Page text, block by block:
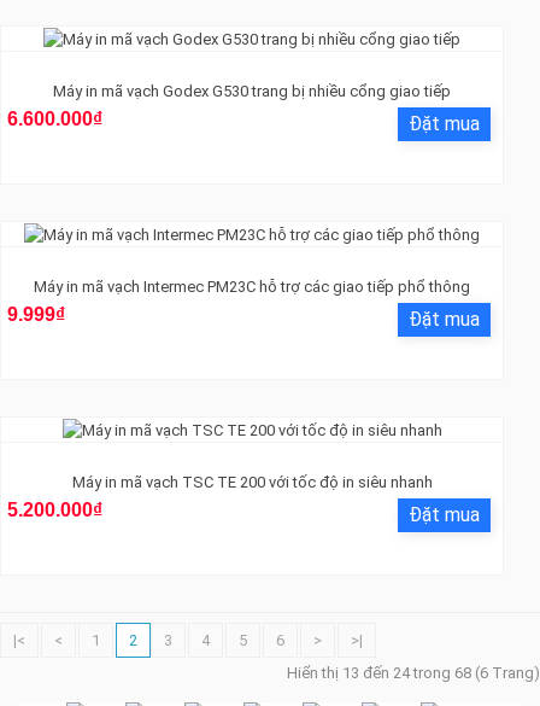
Máy in mã vạch Godex G530 trang bị nhiều cổng giao tiếp
6.600.000₫
Máy in mã vạch Intermec PM23C hỗ trợ các giao tiếp phổ thông
9.999₫
Máy in mã vạch TSC TE 200 với tốc độ in siêu nhanh
5.200.000₫
|< < 1 2 3 4 5 6 >
>|
Hiển thị 13 đến 24 trong 68 (6 Trang)